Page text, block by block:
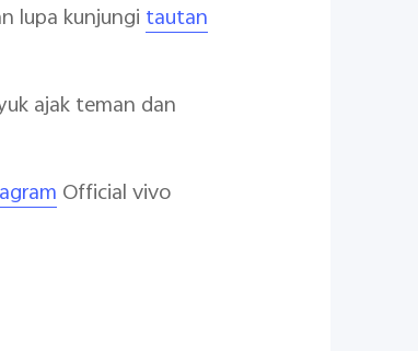
lupa kunjungi tautan
ajak teman dan
Official vivo